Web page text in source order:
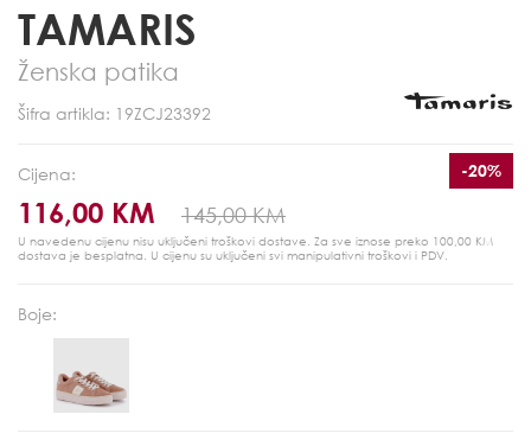
TAMARIS
Ženska patika
Šifra artikla: 19ZCJ23392
Cijena:
116,00 KM 145,00 KM
-20%
U navedenu cijenu nisu uključeni troškovi dostave. Za sve iznose preko 100,00 KM
dostava je besplatna. U cijenu su uključeni svi manipulativni troškovi i PDV.
Boje: